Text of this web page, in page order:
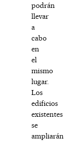
podrán
llevar
a
cabo
en
el
mismo
lugar.
Los
edificios
existentes
se
ampliarán